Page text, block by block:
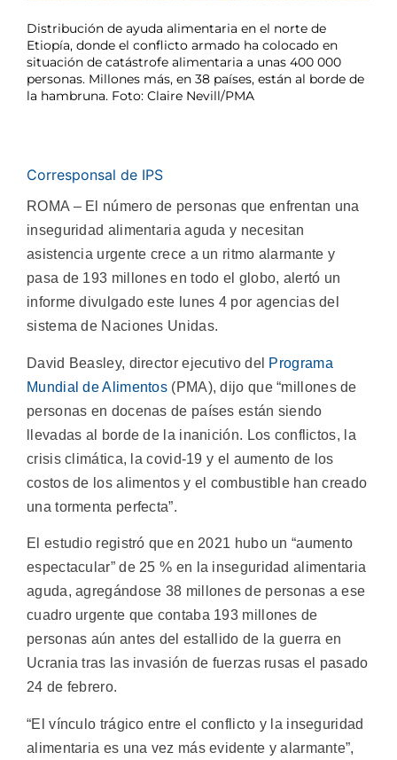
Distribución de ayuda alimentaria en el norte de
Etiopía, donde el conflicto armado ha colocado en
situación de catástrofe alimentaria a unas 400 000
personas. Millones más, en 38 países, están al borde de
la hambruna. Foto: Claire Nevill/PMA
Corresponsal de IPS
ROMA – El número de personas que enfrentan una
inseguridad alimentaria aguda y necesitan
asistencia urgente crece a un ritmo alarmante y
pasa de 193 millones en todo el globo, alertó un
informe divulgado este lunes 4 por agencias del
sistema de Naciones Unidas.
David Beasley, director ejecutivo del Programa
Mundial de Alimentos (PMA), dijo que “millones de
personas en docenas de países están siendo
llevadas al borde de la inanición. Los conflictos, la
crisis climática, la covid-19 y el aumento de los
costos de los alimentos y el combustible han creado
una tormenta perfecta”.
El estudio registró que en 2021 hubo un “aumento
espectacular” de 25 % en la inseguridad alimentaria
aguda, agregándose 38 millones de personas a ese
cuadro urgente que contaba 193 millones de
personas aún antes del estallido de la guerra en
Ucrania tras las invasión de fuerzas rusas el pasado
24 de febrero.
“El vínculo trágico entre el conflicto y la inseguridad
alimentaria es una vez más evidente y alarmante”,